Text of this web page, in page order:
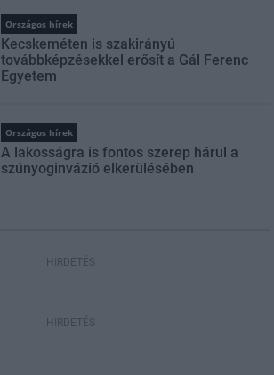
Országos hírek
Kecskeméten is szakirányú
továbbképzésekkel erősít a Gál Ferenc
Egyetem
Országos hírek
A lakosságra is fontos szerep hárul a
szúnyoginvázió elkerülésében
HIRDETÉS
HIRDETÉS